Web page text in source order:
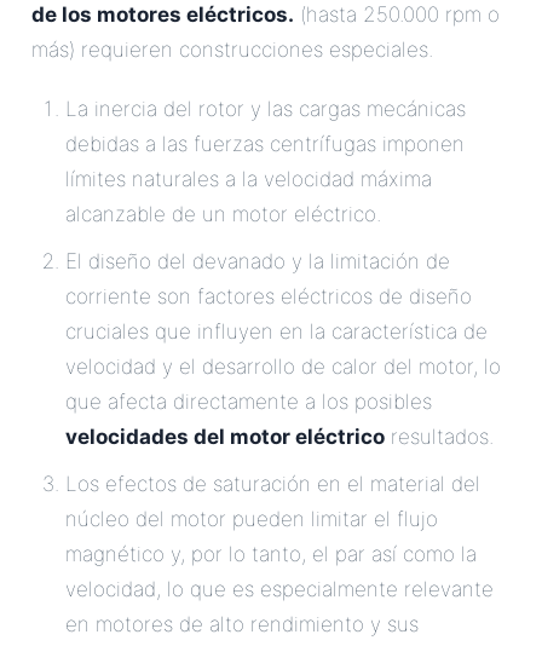
de los motores eléctricos. (hasta 250.000 rpm o
más) requieren construcciones especiales.
La inercia del rotor y las cargas mecánicas
debidas a las fuerzas centrífugas imponen
límites naturales a la velocidad máxima
alcanzable de un motor eléctrico.
El diseño del devanado y la limitación de
corriente son factores eléctricos de diseño
cruciales que influyen en la característica de
velocidad y el desarrollo de calor del motor, lo
que afecta directamente a los posibles
velocidades del motor eléctrico resultados.
Los efectos de saturación en el material del
núcleo del motor pueden limitar el flujo
magnético y, por lo tanto, el par así como la
velocidad, lo que es especialmente relevante
en motores de alto rendimiento y sus